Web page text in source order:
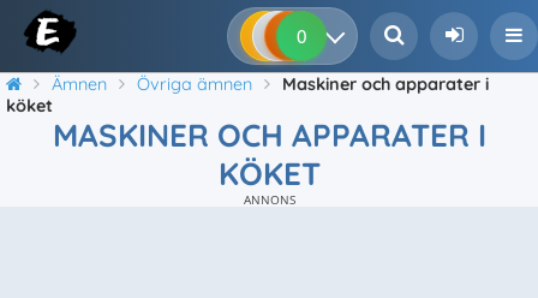
0 0 0
Ämnen Övriga ämnen
Maskiner och apparater i
köket
MASKINER OCH APPARATER I
KÖKET
ANNONS